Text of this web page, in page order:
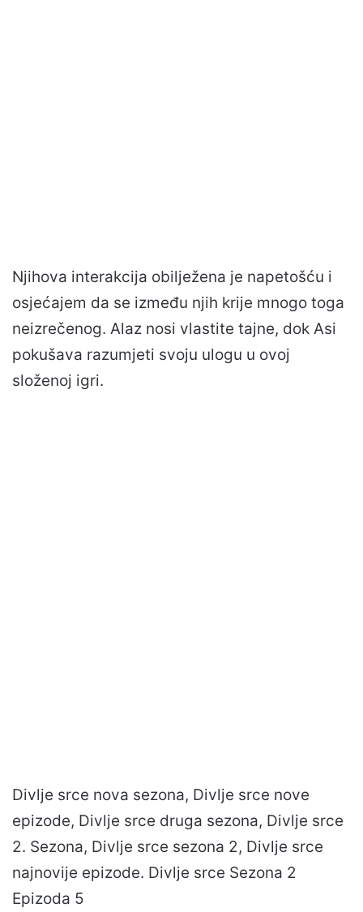
Njihova interakcija obilježena je napetošću i
osjećajem da se između njih krije mnogo toga
neizrečenog. Alaz nosi vlastite tajne, dok Asi
pokušava razumjeti svoju ulogu u ovoj
složenoj igri.
Divlje srce nova sezona, Divlje srce nove
epizode, Divlje srce druga sezona, Divlje srce
2. Sezona, Divlje srce sezona 2, Divlje srce
najnovije epizode. Divlje srce Sezona 2
Epizoda 5